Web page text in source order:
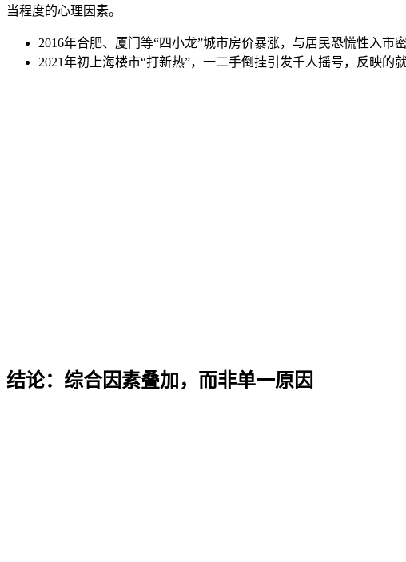
当程度的心理因素。
2016年合肥、厦门等“四小龙”城市房价暴涨，与居民恐慌性入市密
2021年初上海楼市“打新热”，一二手倒挂引发千人摇号，反映的
结论：综合因素叠加，而非单一原因